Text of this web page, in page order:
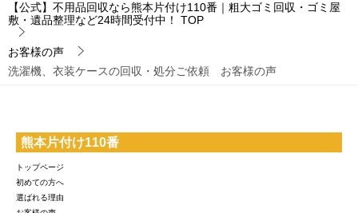
【公式】不用品回収なら熊本片付け110番｜粗大ゴミ回収・ゴミ屋
敷・遺品整理など24時間受付中！
TOP
お客様の声
洗濯機、衣装ケースの回収・処分ご依頼 お客様の声
熊本片付け110番
トップページ
初めての方へ
選ばれる理由